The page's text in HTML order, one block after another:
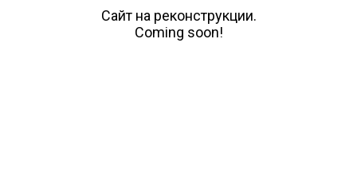
Сайт на реконструкции.
Coming soon!